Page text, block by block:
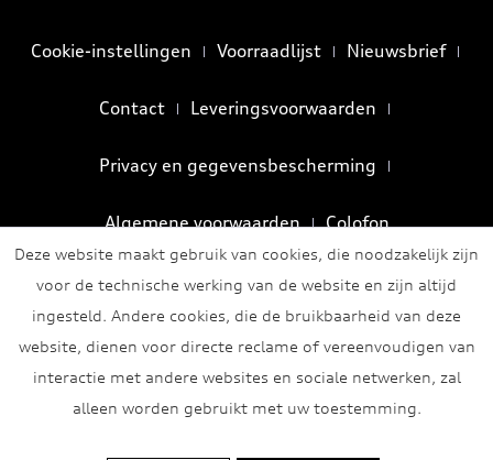
Cookie-instellingen Voorraadlijst Nieuwsbrief
Contact Leveringsvoorwaarden
Privacy en gegevensbescherming
Algemene voorwaarden Colofon
Deze website maakt gebruik van cookies, die noodzakelijk zijn
voor de technische werking van de website en zijn altijd
ingesteld. Andere cookies, die de bruikbaarheid van deze
website, dienen voor directe reclame of vereenvoudigen van
interactie met andere websites en sociale netwerken, zal
alleen worden gebruikt met uw toestemming.